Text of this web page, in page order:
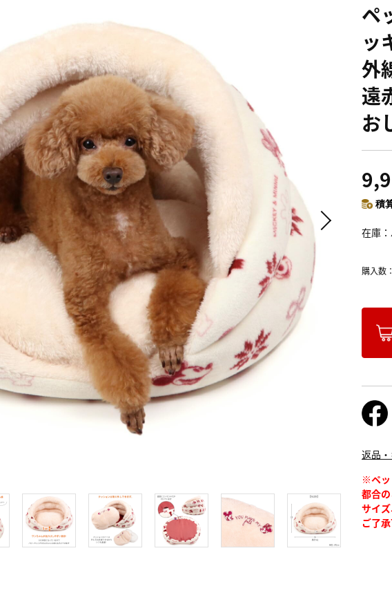
ペ
ッ
外
遠
お
積
在庫
購入数
返品
※ペッ
都合
サイ
ご了